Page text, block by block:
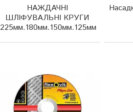
НАЖДАЧНІ
ШЛІФУВАЛЬНІ КРУГИ
225мм.180мм.150мм.125мм